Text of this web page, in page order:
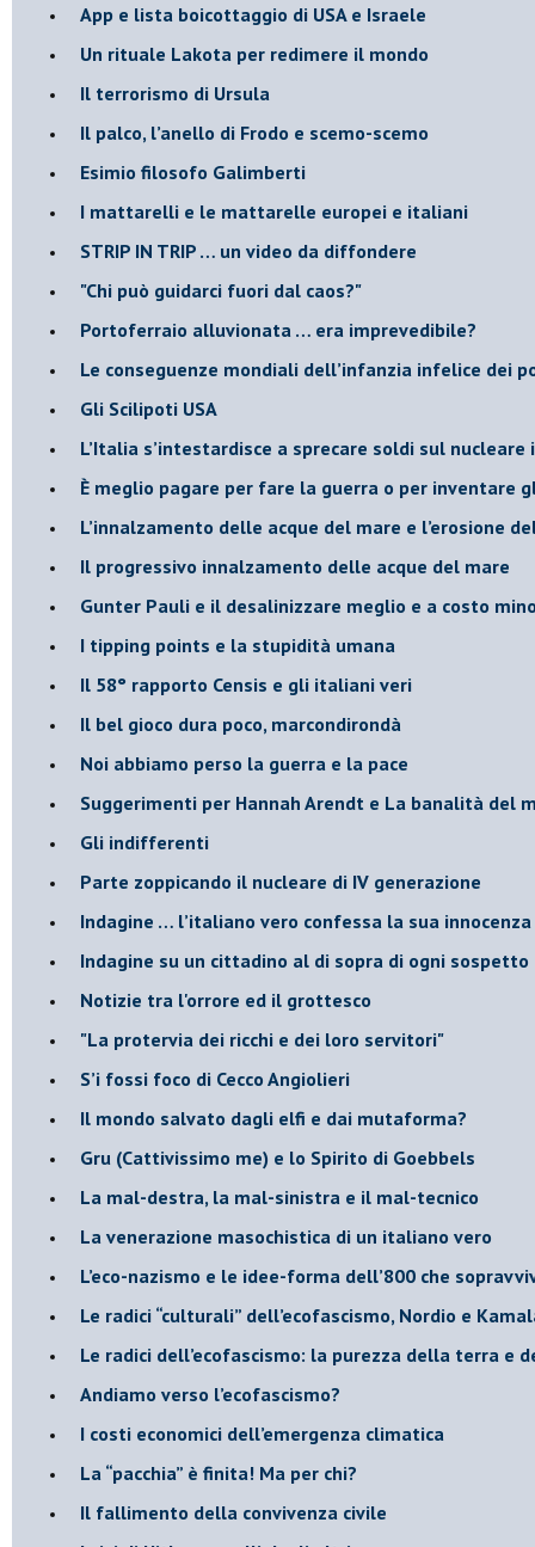
App e lista boicottaggio di USA e Israele
​Un rituale Lakota per redimere il mondo
Il terrorismo di Ursula
​Il palco, l’anello di Frodo e scemo-scemo
Esimio filosofo Galimberti
​I mattarelli e le mattarelle europei e italiani
​STRIP IN TRIP … un video da diffondere
"Chi può guidarci fuori dal caos?"
​Portoferraio alluvionata … era imprevedibile?
Le conseguenze mondiali dell’infanzia infelice dei
​Gli Scilipoti USA
L’Italia s’intestardisce a sprecare soldi sul
È meglio pagare per fare la guerra o per inventare
​L’innalzamento delle acque del mare e l’erosione
​Il progressivo innalzamento delle acque del mare
​Gunter Pauli e il desalinizzare meglio e a costo
I tipping points e la stupidità umana
​Il 58° rapporto Censis e gli italiani veri
​Il bel gioco dura poco, marcondirondà
Noi abbiamo perso la guerra e la pace
Suggerimenti per Hannah Arendt e La banalità del
​Gli indifferenti
Parte zoppicando il nucleare di IV generazione
​Indagine … l’italiano vero confessa la sua innocenza
Indagine su un cittadino al di sopra di ogni sospetto
Notizie tra l'orrore ed il grottesco
"La protervia dei ricchi e dei loro servitori"
S’i fossi foco di Cecco Angiolieri
​Il mondo salvato dagli elfi e dai mutaforma?
Gru (Cattivissimo me) e lo Spirito di Goebbels
​La mal-destra, la mal-sinistra e il mal-tecnico
​La venerazione masochistica di un italiano vero
​L’eco-nazismo e le idee-forma dell’800 che
​Le radici “culturali” dell’ecofascismo, Nordio e
Le radici dell’ecofascismo: la purezza della terra e
Andiamo verso l’ecofascismo?
I costi economici dell’emergenza climatica
​La “pacchia” è finita! Ma per chi?
​Il fallimento della convivenza civile